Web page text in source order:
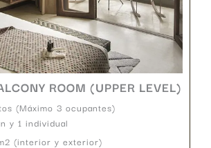
ROOM (UPPER LEVEL)
(Máximo 3 ocupantes)
y 1 individual
(interior y exterior)